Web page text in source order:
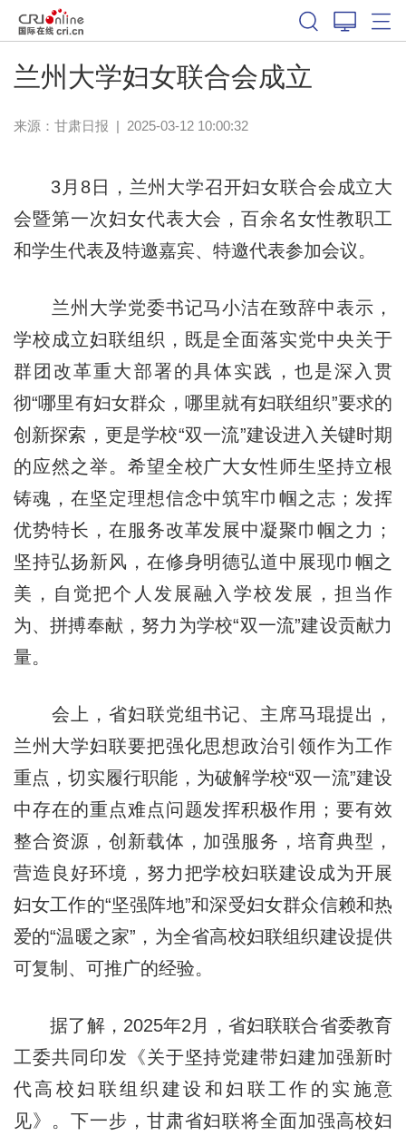
兰州大学妇女联合会成立
来源： 甘肃日报 | 2025-03-12 10:00:32
3月8日，兰州大学召开妇女联合会成立大
会暨第一次妇女代表大会，百余名女性教职工
和学生代表及特邀嘉宾、特邀代表参加会议。
兰州大学党委书记马小洁在致辞中表示，
学校成立妇联组织，既是全面落实党中央关于
群团改革重大部署的具体实践，也是深入贯
彻“哪里有妇女群众，哪里就有妇联组织”要求的
创新探索，更是学校“双一流”建设进入关键时期
的应然之举。希望全校广大女性师生坚持立根
铸魂，在坚定理想信念中筑牢巾帼之志；发挥
优势特长，在服务改革发展中凝聚巾帼之力；
坚持弘扬新风，在修身明德弘道中展现巾帼之
美，自觉把个人发展融入学校发展，担当作
为、拼搏奉献，努力为学校“双一流”建设贡献力
量。
会上，省妇联党组书记、主席马琨提出，
兰州大学妇联要把强化思想政治引领作为工作
重点，切实履行职能，为破解学校“双一流”建设
中存在的重点难点问题发挥积极作用；要有效
整合资源，创新载体，加强服务，培育典型，
营造良好环境，努力把学校妇联建设成为开展
妇女工作的“坚强阵地”和深受妇女群众信赖和热
爱的“温暖之家”，为全省高校妇联组织建设提供
可复制、可推广的经验。
据了解，2025年2月，省妇联联合省委教育
工委共同印发《关于坚持党建带妇建加强新时
代高校妇联组织建设和妇联工作的实施意
见》。下一步，甘肃省妇联将全面加强高校妇